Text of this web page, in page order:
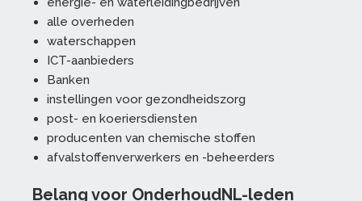
alle overheden
waterschappen
ICT-aanbieders
Banken
instellingen voor gezondheidszorg
post- en koeriersdiensten
producenten van chemische stoffen
afvalstoffenverwerkers en -beheerders
Belang voor OnderhoudNL-leden